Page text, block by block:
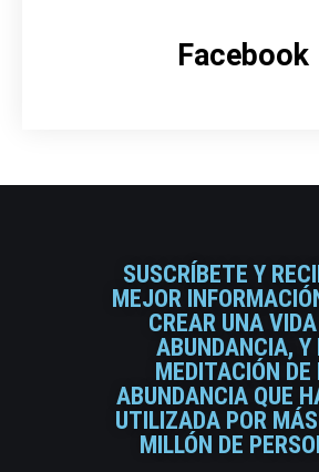
Facebook
SUSCRÍBETE Y
MEJOR
CREAR UNA
ABUNDANCIA, Y
MEDITACIÓN DE
ABUNDANCIA QUE
UTILIZADA POR
MILLÓN DE